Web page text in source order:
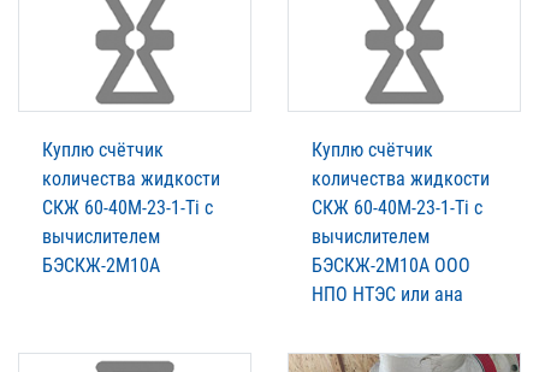
Куплю счётчик
количества жидкости
СКЖ 60-40М-23-1-Ti с
вычислителем
БЭСКЖ-2М10А
Куплю счётчик
количества жидкости
СКЖ 60-40М-23-1-Ti с
вычислителем
БЭСКЖ-2М10А ООО
НПО НТЭС или ана